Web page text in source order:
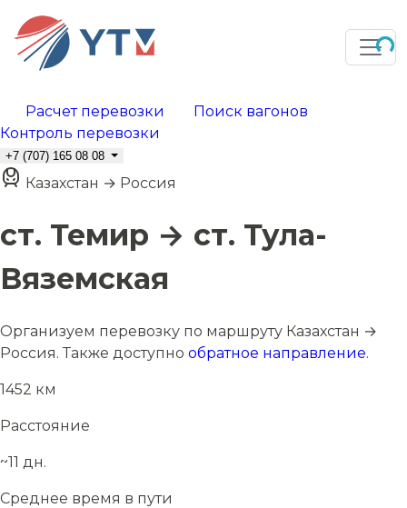
Расчет перевозки
Поиск вагонов
Контроль перевозки
+7 (707) 165 08 08
Казахстан → Россия
ст. Темир → ст. Тула-
Вяземская
Организуем перевозку по маршруту Казахстан →
Россия. Также доступно обратное направление.
1452 км
Расстояние
~11 дн.
Среднее время в пути